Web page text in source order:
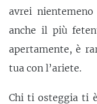
avrei
anche il più
apertamente, è
tua con l’ariete.
Chi ti osteggia ti